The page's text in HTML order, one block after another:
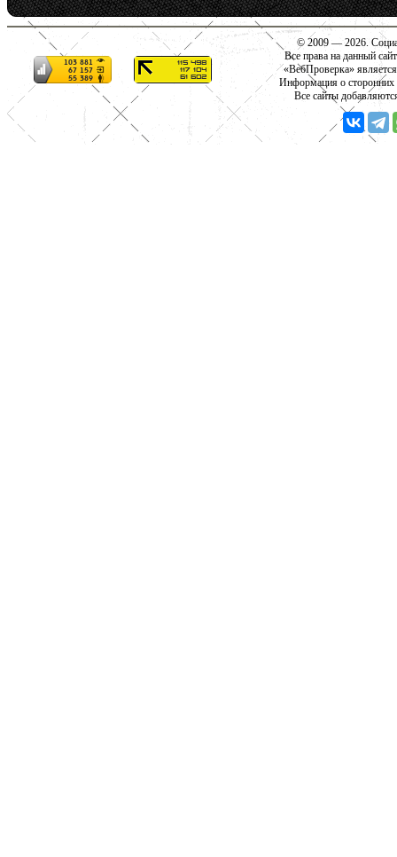
© 2009 — 2026.
Все права на данный
«ВебПроверка»
Информация о сторонних
Все сайты